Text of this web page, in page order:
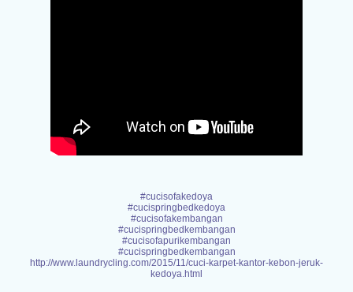
#cucisofakedoya
#cucispringbedkedoya
#cucisofakembangan
#cucispringbedkembangan
#cucisofapurikembangan
#cucispringbedkembangan
http://www.laundrycling.com/2015/11/cuci-karpet-kantor-kebon-jeruk-
kedoya.html